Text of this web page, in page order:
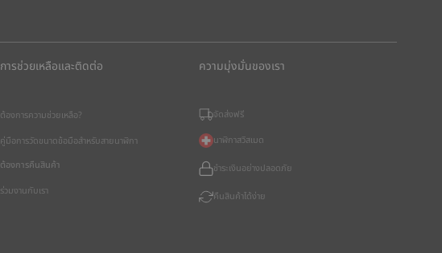
การช่วยเหลือและติดต่อ
ต้องการความช่วยเหลือ?
คู่มือการวัดขนาดข้อมือสำหรับสายนาฬิกา
ต้องการคืนสินค้า
ร่วมงานกับเรา
ความมุ่งมั่นของเรา
จัดส่งฟรี
นาฬิกาสวิสเมด
ชำระเงินอย่างปลอดภัย
คืนสินค้าได้ง่าย